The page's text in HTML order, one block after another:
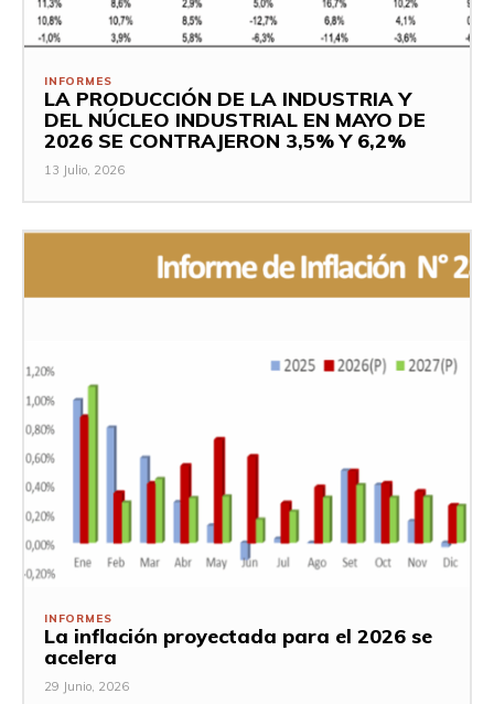
INFORMES
LA PRODUCCIÓN DE LA INDUSTRIA Y
DEL NÚCLEO INDUSTRIAL EN MAYO DE
2026 SE CONTRAJERON 3,5% Y 6,2%
13 Julio, 2026
INFORMES
La inflación proyectada para el 2026 se
acelera
29 Junio, 2026